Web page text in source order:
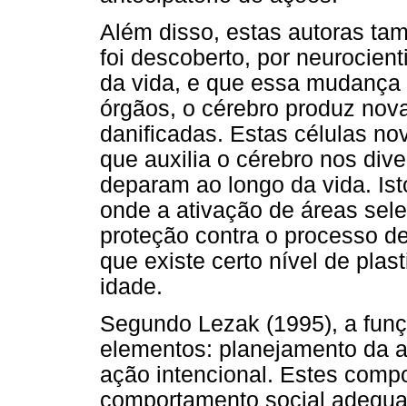
Além disso, estas autoras
foi descoberto, por
da vida, e que essa
órgãos, o cérebro produz
danificadas. Estas células
que auxilia o cérebro nos
deparam ao longo da vida.
onde a ativação de áreas
proteção contra o processo
que existe certo nível de
idade.
Segundo Lezak (1995), a
elementos: planejamento da
ação intencional. Estes
comportamento social